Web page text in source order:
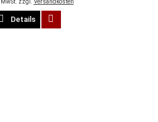
zzgl. Versandkosten
Details